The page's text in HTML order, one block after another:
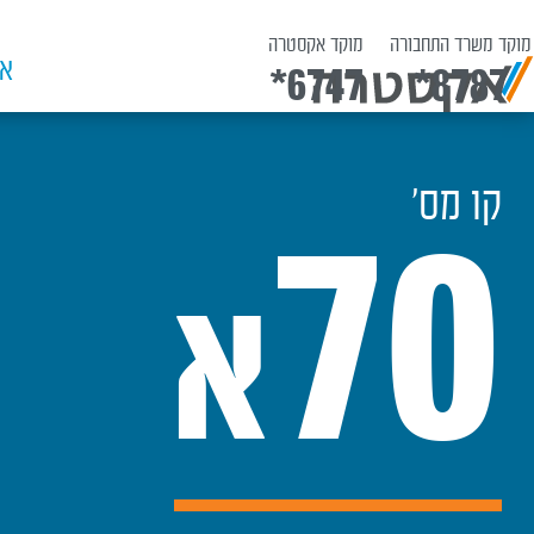
מוקד משרד התחבורה
*8787
מוקד אקסטרה
*6747
קו מס׳
70א